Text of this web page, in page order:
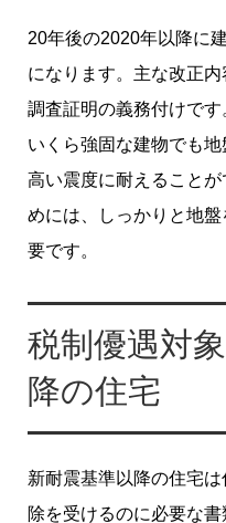
20年後の2020年以降に
になります。主な改正
調査証明の義務付けです
いくら強固な建物でも地
高い震度に耐えること
めには、しっかりと地
要です。
税制優遇対
降の住宅
新耐震基準以降の住宅
除を受けるのに必要な